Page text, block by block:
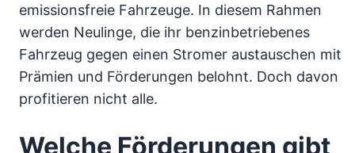
emissionsfreie Fahrzeuge. In diesem Rahmen
werden Neulinge, die ihr benzinbetriebenes
Fahrzeug gegen einen Stromer austauschen mit
Prämien und Förderungen belohnt. Doch davon
profitieren nicht alle.
Welche Förderungen gibt